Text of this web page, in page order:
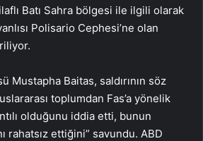
Batı Sahra bölgesi ile ilgili olarak
Polisario Cephesi’ne olan
Mustapha Baitas, saldırının söz
toplumdan Fas’a yönelik
olduğunu iddia etti, bunun
rahatsız ettiğini” savundu. ABD